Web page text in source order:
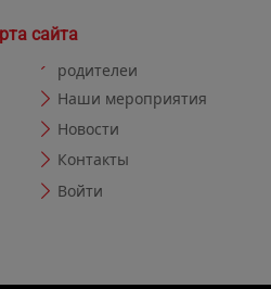
сайта
родителей
Наши мероприятия
Новости
Контакты
Войти